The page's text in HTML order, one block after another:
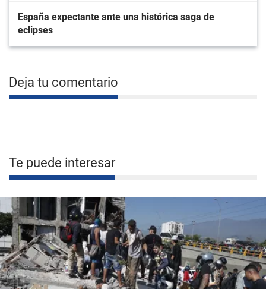
España expectante ante una histórica saga de
eclipses
Deja tu comentario
Te puede interesar